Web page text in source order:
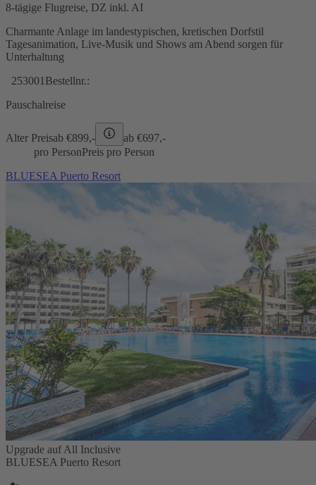
8-tägige Flugreise, DZ inkl. AI
Charmante Anlage im landestypischen, kretischen Dorfstil
Tagesanimation, Live-Musik und Shows am Abend sorgen für
Unterhaltung
253001 Bestellnr.:
Pauschalreise
Alter Preisab €899,- ab €697,-
pro PersonPreis pro Person
BLUESEA Puerto Resort
Upgrade auf All Inclusive
BLUESEA Puerto Resort